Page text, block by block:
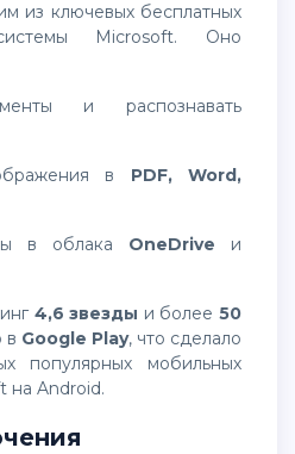
из ключевых бесплатных
Microsoft. Оно
в PDF, Word,
в облака OneDrive и
4,6 звезды и более50
в Google Play, что сделало
популярных мобильных
на Android.